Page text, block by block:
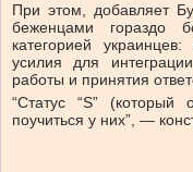
При этом, добавляет
беженцами гораздо
категорией
усилия для
работы и принятия
“Статус “S”
поучиться у них”, —